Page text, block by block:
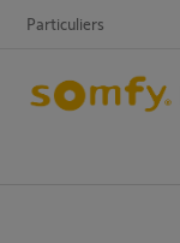
Particuliers